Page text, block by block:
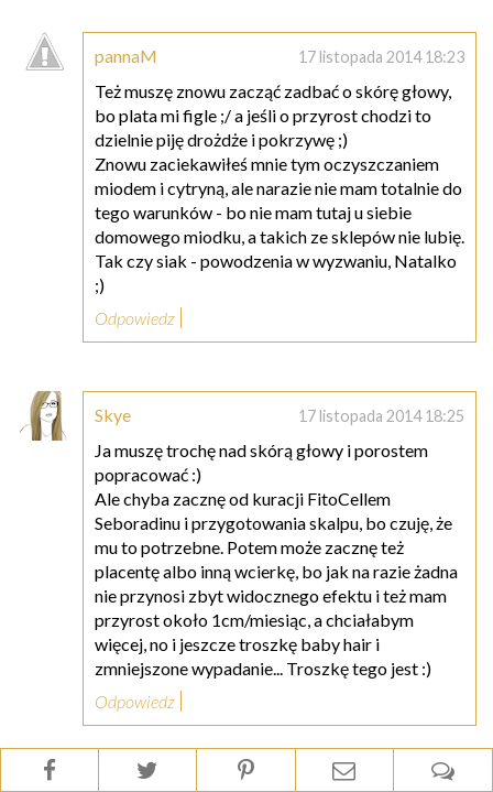
pannaM 17 listopada 2014 18:23
Też muszę znowu zacząć zadbać o skórę głowy,
bo plata mi figle ;/ a jeśli o przyrost chodzi to
dzielnie piję drożdże i pokrzywę ;)
Znowu zaciekawiłeś mnie tym oczyszczaniem
miodem i cytryną, ale narazie nie mam totalnie do
tego warunków - bo nie mam tutaj u siebie
domowego miodku, a takich ze sklepów nie lubię.
Tak czy siak - powodzenia w wyzwaniu, Natalko
;)
Odpowiedz
Skye 17 listopada 2014 18:25
Ja muszę trochę nad skórą głowy i porostem
popracować :)
Ale chyba zacznę od kuracji FitoCellem
Seboradinu i przygotowania skalpu, bo czuję, że
mu to potrzebne. Potem może zacznę też
placentę albo inną wcierkę, bo jak na razie żadna
nie przynosi zbyt widocznego efektu i też mam
przyrost około 1cm/miesiąc, a chciałabym
więcej, no i jeszcze troszkę baby hair i
zmniejszone wypadanie... Troszkę tego jest :)
Odpowiedz